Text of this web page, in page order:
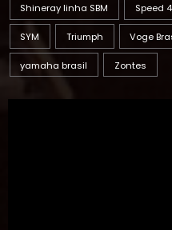
SYM Triumph Voge
yamaha brasil Zontes